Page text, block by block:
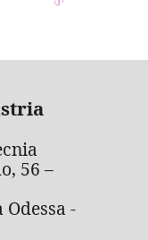
56 –
Odessa -